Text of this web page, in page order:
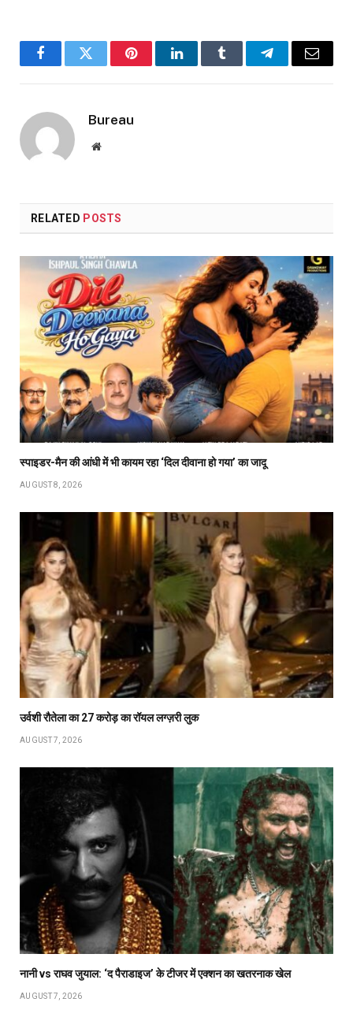
FacebookTwitter PinterestLinkedInTumblr TelegramEmail
Bureau
Website
RELATED POSTS
स्पाइडर-मैन की आंधी में भी कायम रहा ‘दिल दीवाना हो गया’ का जादू
AUGUST 8, 2026
उर्वशी रौतेला का ₹27 करोड़ का रॉयल लग्ज़री लुक
AUGUST 7, 2026
नानी vs राघव जुयाल: ‘द पैराडाइज’ के टीजर में एक्शन का खतरनाक खेल
AUGUST 7, 2026